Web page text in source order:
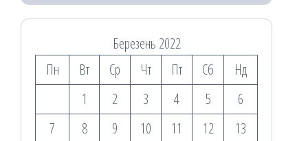
Березень 2022
Пн
Вт Ср Чт Пт Сб
Нд
1
2 3 4 5
6
7
8 9 10 11 12
13